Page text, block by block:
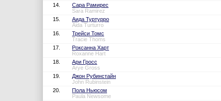
14.
Сара Рамирес
Sara Ramirez
15.
Аида Туртурро
Aida Turturro
16.
Трейси Томс
Tracie Thoms
17.
Роксанна Харт
Roxanne Hart
18.
Ари Гросс
Arye Gross
19.
Джон Рубинстайн
John Rubinstein
20.
Пола Ньюсом
Paula Newsome